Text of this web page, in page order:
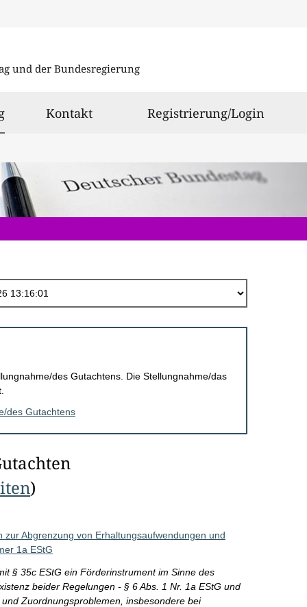
und der Bundesregierung
ausgewählt
Kontakt Registrierung/Login
des Gutachtens. Die Stellungnahme/das
des Gutachtens
)
Abgrenzung von Erhaltungsaufwendungen und
1a EStG
§ 35c EStG ein Förderinstrument im Sinne des
beider Regelungen - § 6 Abs. 1 Nr. 1a EStG und
Zuordnungsproblemen, insbesondere bei